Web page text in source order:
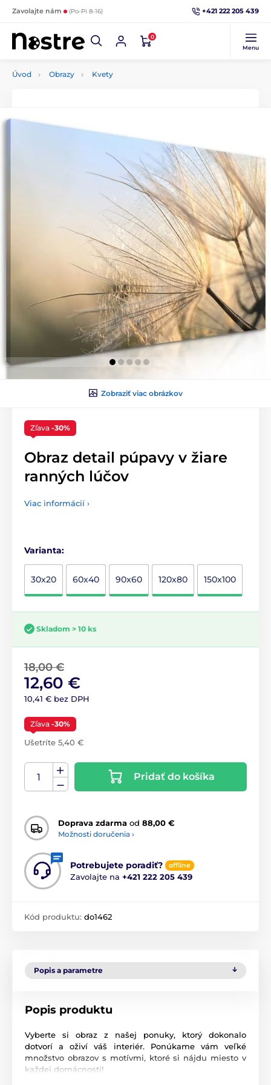
Zavolajte nám (Po-Pi 8-16) +421 222 205 439
0
Menu
Úvod Obrazy Kvety
Zobraziť viac obrázkov
Zľava -30%
Obraz detail púpavy v žiare
ranných lúčov
Viac informácií ›
Varianta:
30x20 60x40 90x60 120x80 150x100
Skladom > 10 ks
18,00 €
12,60 €
10,41 € bez DPH
Zľava -30%
Ušetríte 5,40 €
Pridať do košíka
Doprava zdarma od 88,00 €
Možnosti doručenia ›
Potrebujete poradiť? offline
Zavolajte na +421 222 205 439
Kód produktu: do1462
Popis a parametre
Popis produktu
Vyberte si obraz z našej ponuky, ktorý dokonalo
dotvorí a oživí váš interiér. Ponúkame vám veľké
množstvo obrazov s motívmi, ktoré si nájdu miesto v
každej domácnosti!